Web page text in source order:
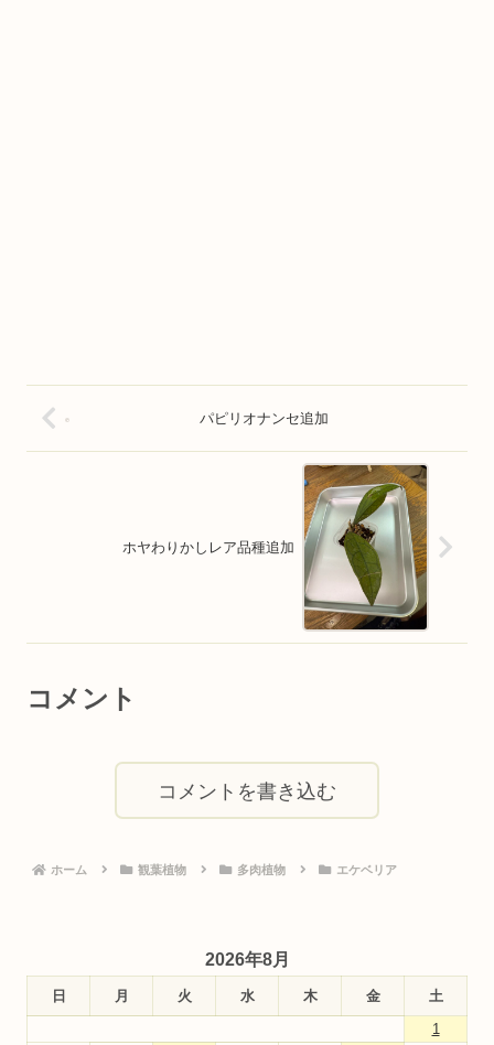
パピリオナンセ追加
ホヤわりかしレア品種追加
コメント
コメントを書き込む
ホーム 観葉植物 多肉植物 エケベリア
2026年8月
日 月 火 水 木 金
土
1